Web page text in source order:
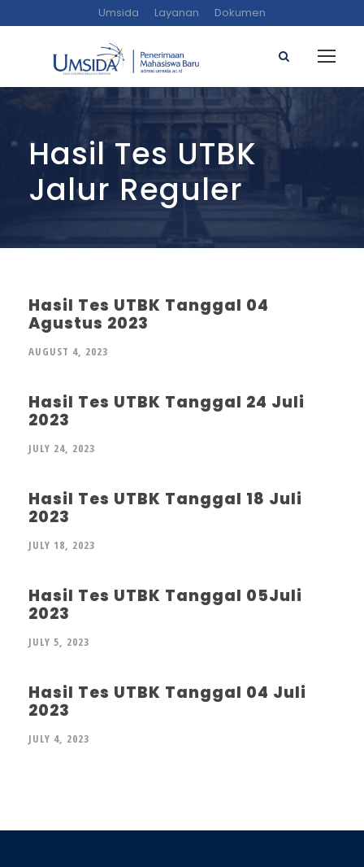
Umsida Layanan Dokumen
Hasil Tes UTBK
Jalur Reguler
Hasil Tes UTBK Tanggal 04
Agustus 2023
AUGUST 4, 2023
Hasil Tes UTBK Tanggal 24 Juli
2023
JULY 24, 2023
Hasil Tes UTBK Tanggal 18 Juli
2023
JULY 18, 2023
Hasil Tes UTBK Tanggal 05Juli
2023
JULY 5, 2023
Hasil Tes UTBK Tanggal 04 Juli
2023
JULY 4, 2023